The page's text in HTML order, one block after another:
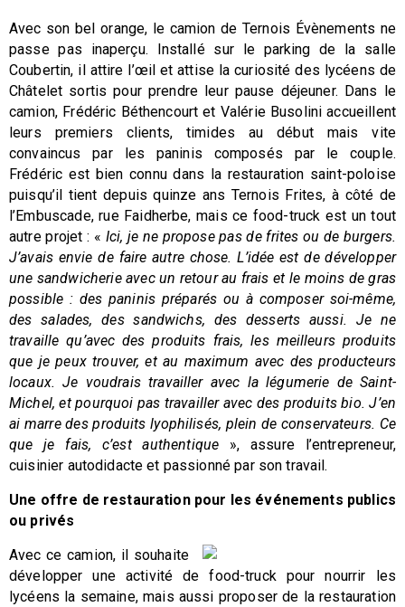
Avec son bel orange, le camion de Ternois Évènements ne
passe pas inaperçu. Installé sur le parking de la salle
Coubertin, il attire l’œil et attise la curiosité des lycéens de
Châtelet sortis pour prendre leur pause déjeuner. Dans le
camion, Frédéric Béthencourt et Valérie Busolini accueillent
leurs premiers clients, timides au début mais vite
convaincus par les paninis composés par le couple.
Frédéric est bien connu dans la restauration saint-poloise
puisqu’il tient depuis quinze ans Ternois Frites, à côté de
l’Embuscade, rue Faidherbe, mais ce food-truck est un tout
autre projet : « Ici, je ne propose pas de frites ou de burgers.
J’avais envie de faire autre chose. L’idée est de développer
une sandwicherie avec un retour au frais et le moins de gras
possible : des paninis préparés ou à composer soi-même,
des salades, des sandwichs, des desserts aussi. Je ne
travaille qu’avec des produits frais, les meilleurs produits
que je peux trouver, et au maximum avec des producteurs
locaux. Je voudrais travailler avec la légumerie de Saint-
Michel, et pourquoi pas travailler avec des produits bio. J’en
ai marre des produits lyophilisés, plein de conservateurs. Ce
que je fais, c’est authentique », assure l’entrepreneur,
cuisinier autodidacte et passionné par son travail.
Une offre de restauration pour les événements publics
ou privés
Avec ce camion, il souhaite
développer une activité de food-truck pour nourrir les
lycéens la semaine, mais aussi proposer de la restauration